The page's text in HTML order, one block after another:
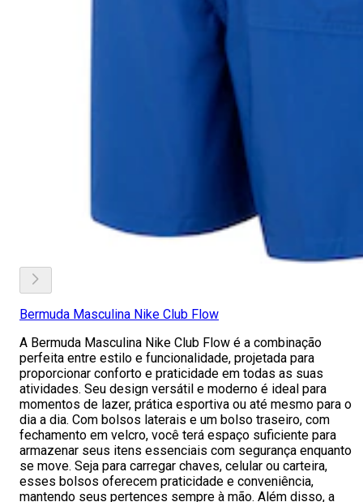
Bermuda Masculina Nike Club Flow
A Bermuda Masculina Nike Club Flow é a combinação
perfeita entre estilo e funcionalidade, projetada para
proporcionar conforto e praticidade em todas as suas
atividades. Seu design versátil e moderno é ideal para
momentos de lazer, prática esportiva ou até mesmo para o
dia a dia. Com bolsos laterais e um bolso traseiro, com
fechamento em velcro, você terá espaço suficiente para
armazenar seus itens essenciais com segurança enquanto
se move. Seja para carregar chaves, celular ou carteira,
esses bolsos oferecem praticidade e conveniência,
mantendo seus pertences sempre à mão. Além disso, a